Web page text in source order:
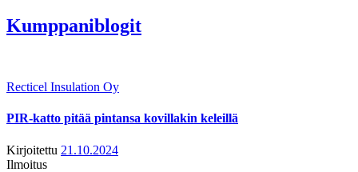
Kumppaniblogit
Recticel Insulation Oy
PIR-katto pitää pintansa kovillakin keleillä
Kirjoitettu 21.10.2024
Ilmoitus